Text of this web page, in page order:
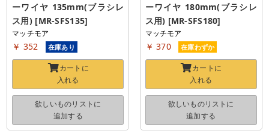
ーワイヤ 135mm(ブラシレ
ス用) [MR-SFS135]
マッチモア
￥ 352 在庫あり
カートに
入れる
欲しいものリストに
追加する
ーワイヤ 180mm(ブラシレ
ス用) [MR-SFS180]
マッチモア
￥ 370 在庫わずか
カートに
入れる
欲しいものリストに
追加する